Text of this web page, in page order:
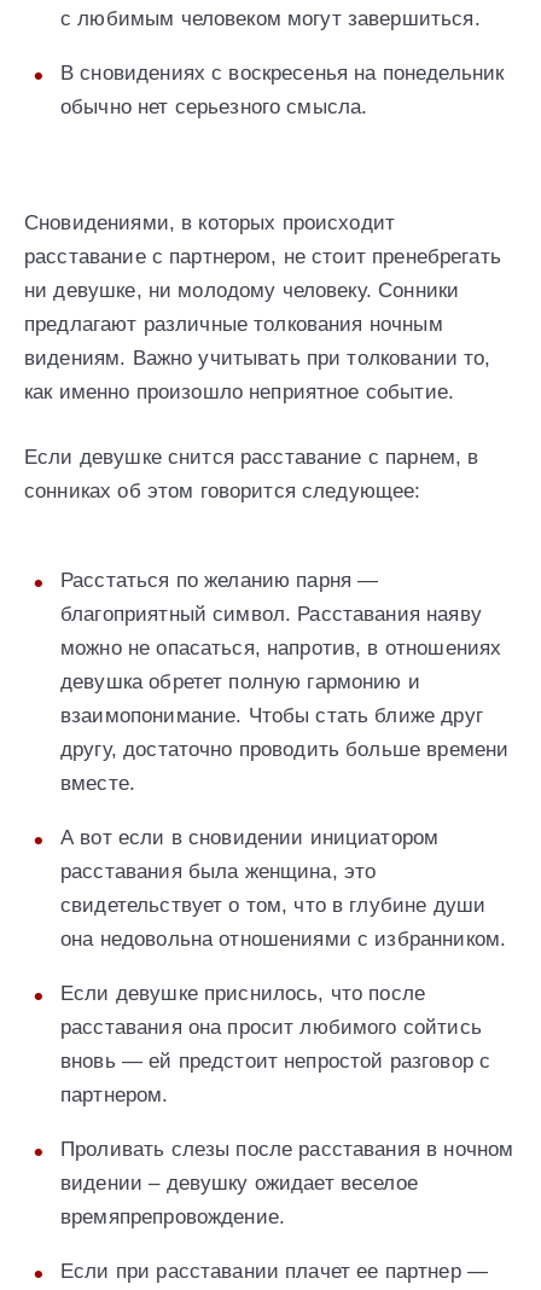
с любимым человеком могут завершиться.
В сновидениях с воскресенья на понедельник
обычно нет серьезного смысла.
Сновидениями, в которых происходит
расставание с партнером, не стоит пренебрегать
ни девушке, ни молодому человеку. Сонники
предлагают различные толкования ночным
видениям. Важно учитывать при толковании то,
как именно произошло неприятное событие.
Если девушке снится расставание с парнем, в
сонниках об этом говорится следующее:
Расстаться по желанию парня —
благоприятный символ. Расставания наяву
можно не опасаться, напротив, в отношениях
девушка обретет полную гармонию и
взаимопонимание. Чтобы стать ближе друг
другу, достаточно проводить больше времени
вместе.
А вот если в сновидении инициатором
расставания была женщина, это
свидетельствует о том, что в глубине души
она недовольна отношениями с избранником.
Если девушке приснилось, что после
расставания она просит любимого сойтись
вновь — ей предстоит непростой разговор с
партнером.
Проливать слезы после расставания в ночном
видении – девушку ожидает веселое
времяпрепровождение.
Если при расставании плачет ее партнер —